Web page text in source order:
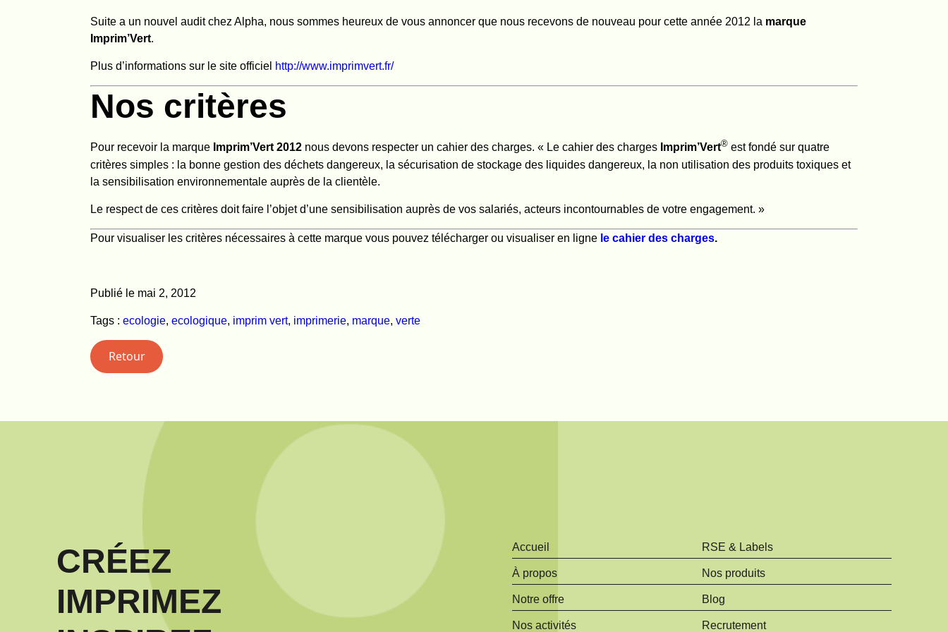
Suite a un nouvel audit chez Alpha, nous sommes heureux de vous annoncer que nous recevons de nouveau pour cette année 2012 la marque
Imprim’Vert.
Plus d’informations sur le site officiel http://www.imprimvert.fr/
Nos critères
Pour recevoir la marque Imprim’Vert 2012 nous devons respecter un cahier des charges. « Le cahier des charges Imprim’Vert® est fondé sur quatre
critères simples : la bonne gestion des déchets dangereux, la sécurisation de stockage des liquides dangereux, la non utilisation des produits toxiques et
la sensibilisation environnementale auprès de la clientèle.
Le respect de ces critères doit faire l’objet d’une sensibilisation auprès de vos salariés, acteurs incontournables de votre engagement. »
Pour visualiser les critères nécessaires à cette marque vous pouvez télécharger ou visualiser en ligne le cahier des charges.
Publié le mai 2, 2012
Tags : ecologie, ecologique, imprim vert, imprimerie, marque, verte
Retour
CRÉEZ
IMPRIMEZ
Accueil
À propos
Notre offre
Nos activités
RSE & Labels
Nos produits
Blog
Recrutement